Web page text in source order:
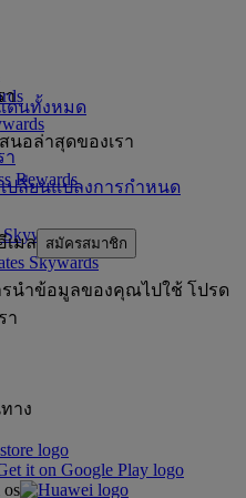
ดนทั้งหมด
า
Rewards
Skywards
า
นอล่าสุดของเรา
ปลี่ยนแปลงการกำหนด
เมล สมัครสมาชิก
รนำข้อมูลของคุณไปใช้ โปรด
า
าง
os